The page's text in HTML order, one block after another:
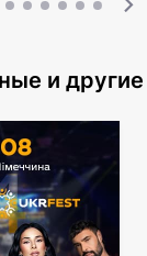
и